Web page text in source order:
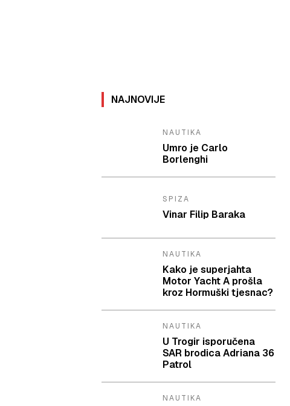
NAJNOVIJE
NAUTIKA
Umro je Carlo
Borlenghi
SPIZA
Vinar Filip Baraka
NAUTIKA
Kako je superjahta
Motor Yacht A prošla
kroz Hormuški tjesnac?
NAUTIKA
U Trogir isporučena
SAR brodica Adriana 36
Patrol
NAUTIKA